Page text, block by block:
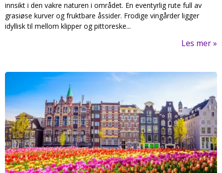
innsikt i den vakre naturen i området. En eventyrlig rute full av
grasiøse kurver og fruktbare åssider. Frodige vingårder ligger
idyllisk til mellom klipper og pittoreske...
Les mer